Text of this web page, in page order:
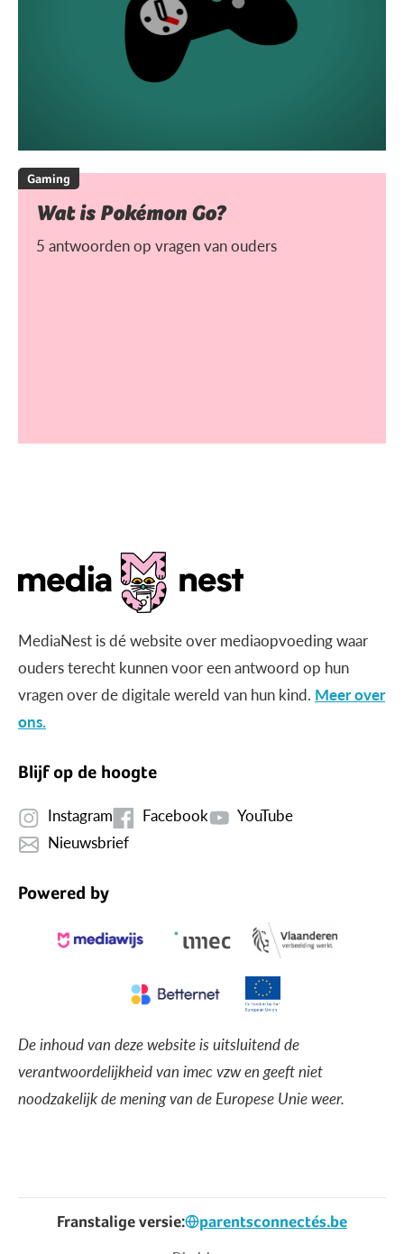
Gaming
Wat is Pokémon Go?
5 antwoorden op vragen van ouders
MediaNest is dé website over mediaopvoeding waar
ouders terecht kunnen voor een antwoord op hun
vragen over de digitale wereld van hun kind. Meer over
ons.
Blijf op de hoogte
Instagram Facebook
YouTube
Nieuwsbrief
Powered by
De inhoud van deze website is uitsluitend de
verantwoordelijkheid van imec vzw en geeft niet
noodzakelijk de mening van de Europese Unie weer.
Franstalige versie: parentsconnectés.be